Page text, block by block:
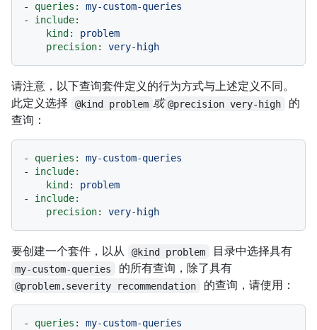
- queries:
my-custom-queries
-
include:
kind:
problem
precision:
very-high
请注意，以下查询套件定义的行为方式与上述定义不同。
此定义选择
@kind problem 或 @precision very-high
的
查询：
- queries:
my-custom-queries
-
include:
kind:
problem
-
include:
precision:
very-high
要创建一个套件，以从 @kind problem 目录中选择具有
my-custom-queries 的所有查询，除了具有
@problem.severity recommendation 的查询，请使用：
- queries:
my-custom-queries